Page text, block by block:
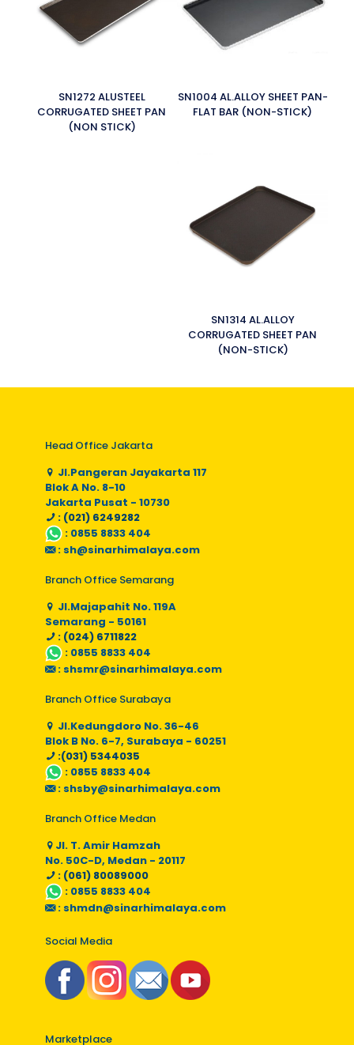
SN1272 ALUSTEEL
CORRUGATED SHEET PAN
(NON STICK)
SN1004 AL.ALLOY SHEET PAN-
FLAT BAR (NON-STICK)
SN1314 AL.ALLOY
CORRUGATED SHEET PAN
(NON-STICK)
Head Office Jakarta
Jl.Pangeran Jayakarta 117
Blok A No. 8-10
Jakarta Pusat - 10730
: (021) 6249282
: 0855 8833 404
: sh@sinarhimalaya.com
Branch Office Semarang
Jl.Majapahit No. 119A
Semarang - 50161
: (024) 6711822
: 0855 8833 404
: shsmr@sinarhimalaya.com
Branch Office Surabaya
Jl.Kedungdoro No. 36-46
Blok B No. 6-7, Surabaya - 60251
:(031) 5344035
: 0855 8833 404
: shsby@sinarhimalaya.com
Branch Office Medan
Jl. T. Amir Hamzah
No. 50C-D, Medan - 20117
: (061) 80089000
: 0855 8833 404
: shmdn@sinarhimalaya.com
Social Media
Marketplace